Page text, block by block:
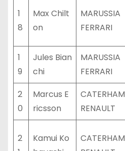
1
8
Max Chilt
on
MARUSSIA
FERRARI
1
9
Jules Bian
chi
MARUSSIA
FERRARI
2
0
Marcus E
ricsson
CATERHAM
RENAULT
2
Kamui Ko
CATERHAM